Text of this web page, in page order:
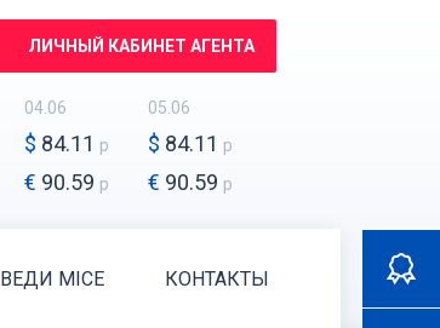
ЛИЧНЫЙ КАБИНЕТ АГЕНТА
04.06
$ 84.11 р
€ 90.59 р
05.06
$ 84.11 р
€ 90.59 р
ВЕДИ MICE КОНТАКТЫ